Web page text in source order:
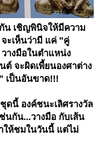
น เชิญพินิจให้มีความ
ะเห็นว่ามี แค่ "คู่
างมือในตำแหน่ง
ต์ จะผิดเพี้ยนองศาต่าง
เป็นอันขาด!!!
ดนี้ องค์ชนะเลิศรางวัล
นกัน...วางมือ กับเส้น
ให้ชมในวันนี้ แต่ไม่